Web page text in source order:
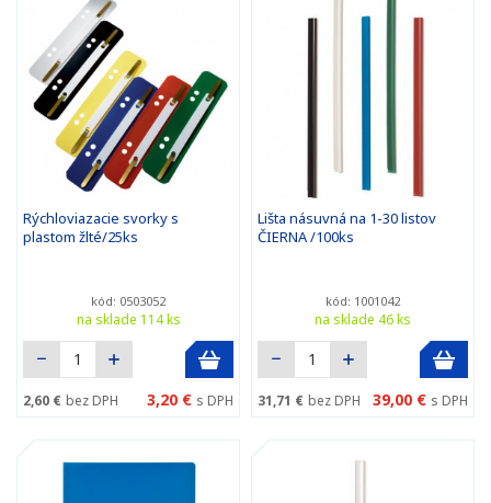
Rýchloviazacie svorky s
plastom žlté/25ks
kód: 0503052
na sklade 114 ks
2,60 € bez DPH 3,20 € s DPH
Lišta násuvná na 1-30 listov
ČIERNA /100ks
kód: 1001042
na sklade 46 ks
31,71 € bez DPH 39,00 € s DPH